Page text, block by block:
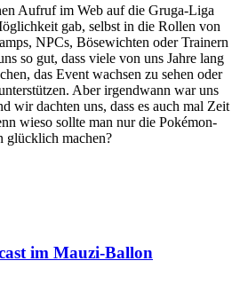
Aufruf im Web auf die Gruga-Liga
gab, selbst in die Rollen von
NPCs, Bösewichten oder Trainern
so gut, dass viele von uns Jahre lang
das Event wachsen zu sehen oder
Aber irgendwann war uns
wir dachten uns, dass es auch mal Zeit
wieso sollte man nur die Pokémon-
glücklich machen?
im Mauzi-Ballon